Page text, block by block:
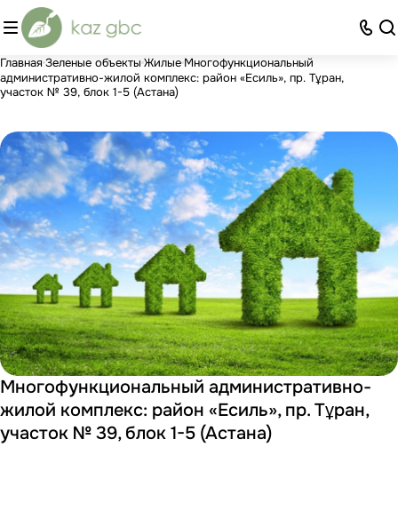
Главная Зеленые объекты Жилые Многофункциональный
административно-жилой комплекс: район «Есиль», пр. Тұран,
участок № 39, блок 1-5 (Астана)
Многофункциональный административно-
жилой комплекс: район «Есиль», пр. Тұран,
участок № 39, блок 1-5 (Астана)